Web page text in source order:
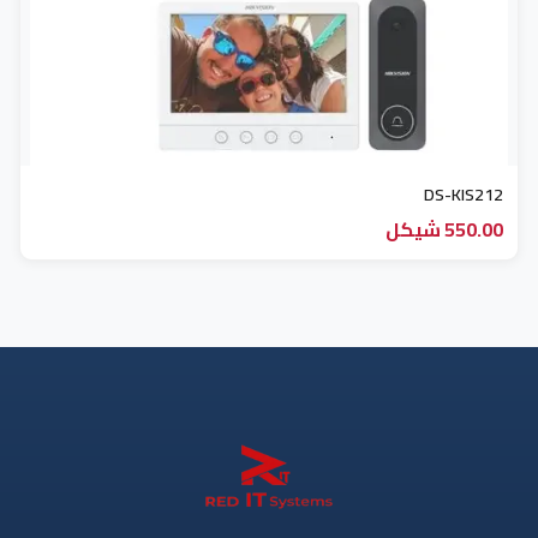
قارء باركود (3)
كميرات مراقبة (73)
ملحقات الحاسوب (4)
DS-KIS212
550.00 شيكل